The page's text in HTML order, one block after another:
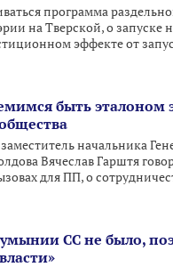
программа
на Тверской, о
эффекте от
быть эталоном
начальника
Вячеслав Гарштя
для ПП, о
СС не было,